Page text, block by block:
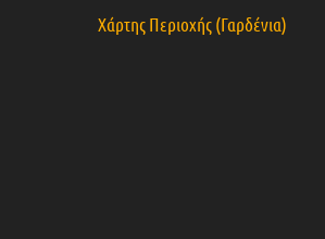
Χάρτης Περιοχής (Γαρδένια)